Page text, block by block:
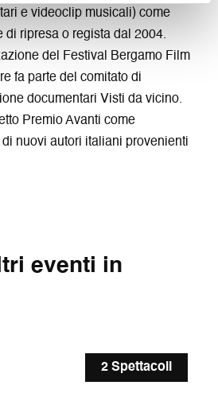
e videoclip musicali) come
di ripresa o regista dal 2004.
del Festival Bergamo Film
fa parte del comitato di
documentari Visti da vicino.
Premio Avanti come
nuovi autori italiani provenienti
eventi in
2 Spettacoli